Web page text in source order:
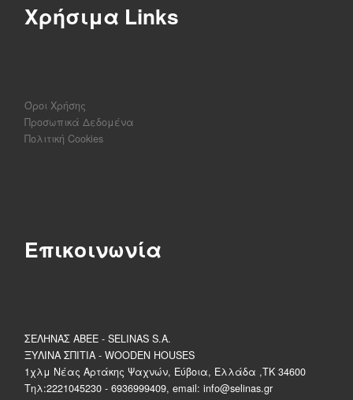
Χρήσιμα Links
Όροι Χρήσης
Προσωπικά Δεδομένα
Πολιτική Cookies
Επικοινωνία
ΣΕΛΗΝΑΣ ΑΒΕΕ - SELINAS S.A.
ΞΥΛΙΝΑ ΣΠΙΤΙΑ - WOODEN HOUSES
1χλμ Νέας Αρτάκης Ψαχνών, Εύβοια, Ελλάδα ,ΤΚ 34600
Τηλ:2221045230 - 6936999409, email: info@selinas.gr